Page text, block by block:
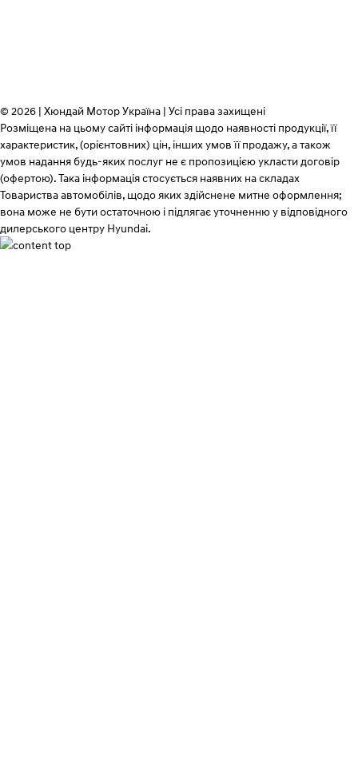
© 2026 | Хюндай Мотор Україна | Усі права захищені
Розміщена на цьому сайті інформація щодо наявності продукції, її
характеристик, (орієнтовних) цін, інших умов її продажу, а також
умов надання будь-яких послуг не є пропозицією укласти договір
(офертою). Така інформація стосується наявних на складах
Товариства автомобілів, щодо яких здійснене митне оформлення;
вона може не бути остаточною і підлягає уточненню у відповідного
дилерського центру Hyundai.